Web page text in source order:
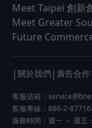
Meet Taipei 創新
Meet Greater
Future
| 關於我們 | 廣告合作
客服信箱：
客服專線：886-2-
服務時間：週一 ～ 週